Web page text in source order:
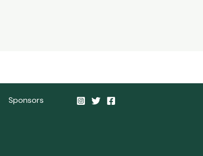
Sponsors